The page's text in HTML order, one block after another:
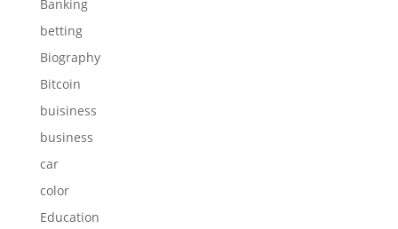
Banking
betting
Biography
Bitcoin
buisiness
business
car
color
Education